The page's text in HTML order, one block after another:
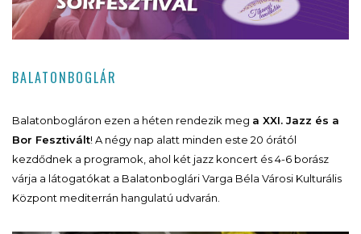
BALATONBOGLÁR
Balatonbogláron ezen a héten rendezik meg a XXI. Jazz és a
Bor Fesztivált! A négy nap alatt minden este 20 órától
kezdődnek a programok, ahol két jazz koncert és 4-6 borász
várja a látogatókat a Balatonboglári Varga Béla Városi Kulturális
Központ mediterrán hangulatú udvarán.